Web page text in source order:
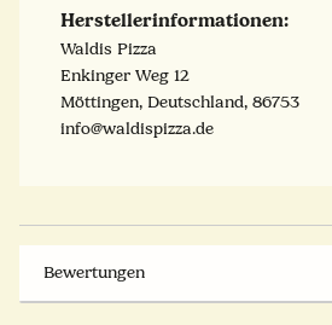
Herstellerinformationen:
Waldis Pizza
Enkinger Weg 12
Möttingen, Deutschland, 86753
info@waldispizza.de
Bewertungen